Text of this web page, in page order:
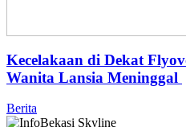
Kecelakaan di Dekat
Wanita Lansia Meninggal
Berita